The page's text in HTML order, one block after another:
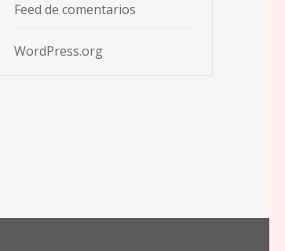
Feed de comentarios
WordPress.org